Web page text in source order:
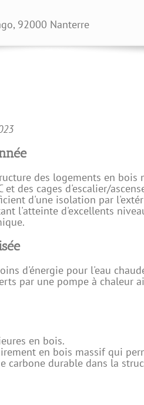
, 92000 Nanterre
des logements en bois
et des cages d'escalier/
d'une isolation par
l'atteinte d'excellents
d'énergie pour l'eau
par une pompe à chaleur
en bois.
en bois massif qui
carbone durable dans la